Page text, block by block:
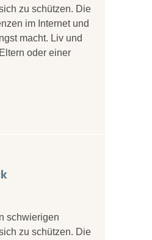
zu schützen. Die
im Internet und
macht. Liv und
oder einer
schwierigen
zu schützen. Die